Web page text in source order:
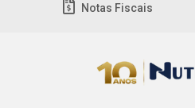
Notas Fiscais